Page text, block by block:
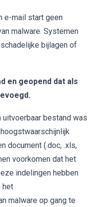
e-mail start geen
malware. Systemen
bijlagen of
en geopend dat als
bestand was
document (.doc, .xls,
voorkomen dat het
indelingen hebben
het
malware op gang te